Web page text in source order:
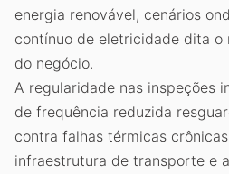
energia renovável, cenários
contínuo de eletricidade dita
do negócio.
A regularidade nas inspeções
de frequência reduzida
contra falhas térmicas
infraestrutura de transporte e